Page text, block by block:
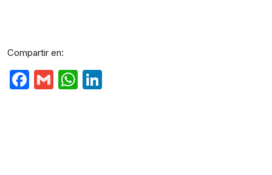
Compartir en:
Facebook
GmailWhatsApp